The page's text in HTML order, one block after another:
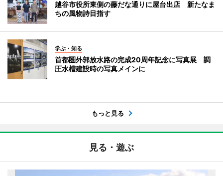
越谷市役所東側の藤だな通りに屋台出店 新たなま
ちの風物詩目指す
学ぶ・知る
首都圏外郭放水路の完成20周年記念に写真展 調
圧水槽建設時の写真メインに
もっと見る
見る・遊ぶ